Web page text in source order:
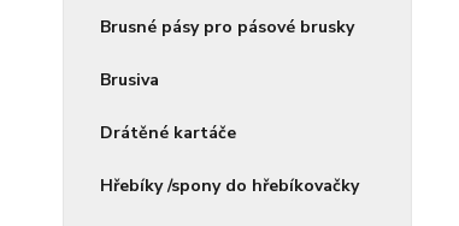
Brusné pásy pro pásové brusky
Brusiva
Drátěné kartáče
Hřebíky /spony do hřebíkovačky